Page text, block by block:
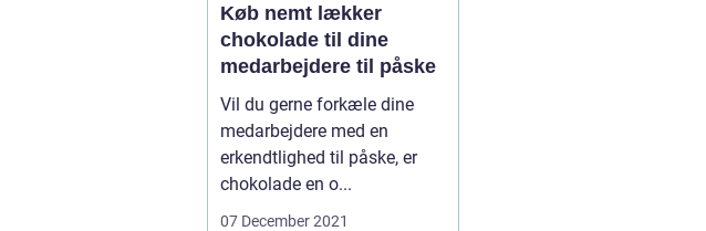
Køb nemt lækker
chokolade til dine
medarbejdere til påske
Vil du gerne forkæle dine
medarbejdere med en
erkendtlighed til påske, er
chokolade en o...
07 December 2021